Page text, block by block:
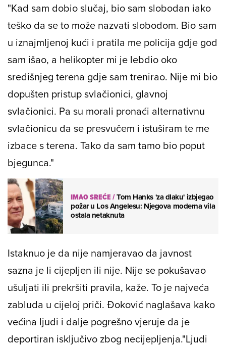
"Kad sam dobio slučaj, bio sam slobodan iako
teško da se to može nazvati slobodom. Bio sam
u iznajmljenoj kući i pratila me policija gdje god
sam išao, a helikopter mi je lebdio oko
središnjeg terena gdje sam trenirao. Nije mi bio
dopušten pristup svlačionici, glavnoj
svlačionici. Pa su morali pronaći alternativnu
svlačionicu da se presvučem i istuširam te me
izbace s terena. Tako da sam tamo bio poput
bjegunca."
IMAO SREĆE/Tom Hanks 'za dlaku' izbjegao
požar u Los Angelesu: Njegova moderna vila
ostala netaknuta
Istaknuo je da nije namjeravao da javnost
sazna je li cijepljen ili nije. Nije se pokušavao
ušuljati ili prekršiti pravila, kaže. To je najveća
zabluda u cijeloj priči. Đoković naglašava kako
većina ljudi i dalje pogrešno vjeruje da je
deportiran isključivo zbog necijepljenja."Ljudi